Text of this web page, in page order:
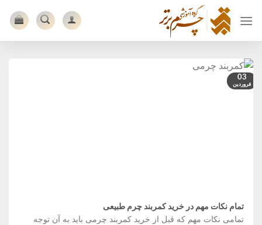
تمام نکات مهم در خرید کمربند چرم طبیعی
تمامی نکات مهم که قبل از خرید کمربند چرمی باید به آن توجه
03
فروردین